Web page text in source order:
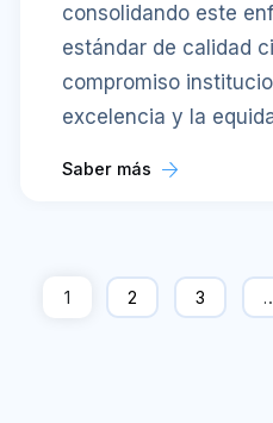
consolidando este
estándar de calidad
compromiso
excelencia y la
Saber más
1 2 3